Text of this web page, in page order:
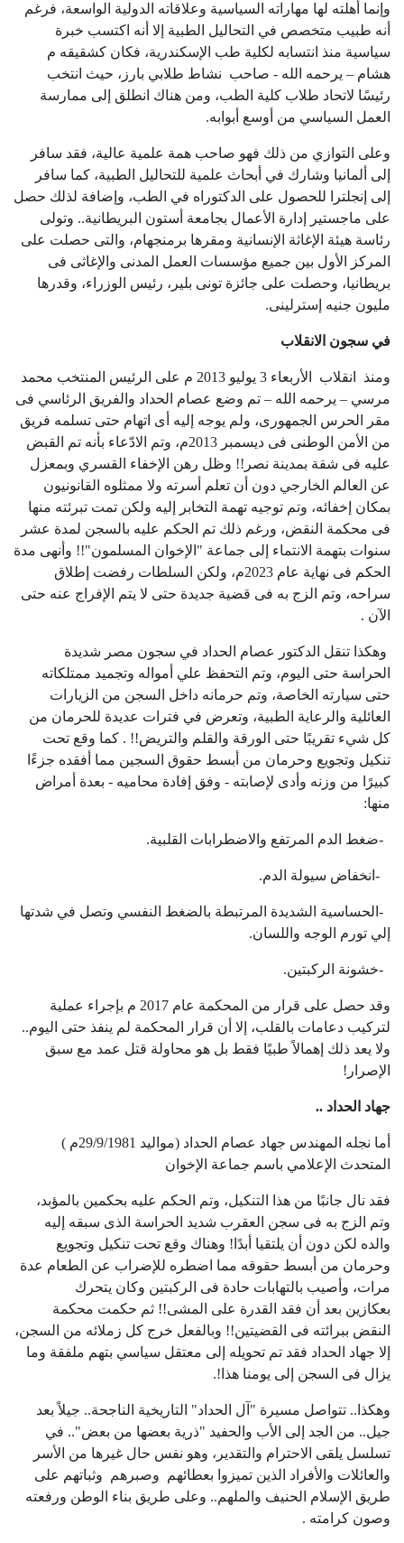
وإنما أهلته لها مهاراته السياسية وعلاقاته الدولية الواسعة، فرغم
أنه طبيب متخصص في التحاليل الطبية إلا أنه اكتسب خبرة
سياسية منذ انتسابه لكلية طب الإسكندرية، فكان كشقيقه م
هشام – يرحمه الله - صاحب نشاط طلابي بارز، حيث انتخب
رئيسًا لاتحاد طلاب كلية الطب، ومن هناك انطلق إلى ممارسة
العمل السياسي من أوسع أبوابه.
وعلى التوازي من ذلك فهو صاحب همة علمية عالية، فقد سافر
إلى ألمانيا وشارك في أبحاث علمية للتحاليل الطبية، كما سافر
إلى إنجلترا للحصول على الدكتوراه في الطب، وإضافة لذلك حصل
على ماجستير إدارة الأعمال بجامعة أستون البريطانية.. وتولى
رئاسة هيئة الإغاثة الإنسانية ومقرها برمنجهام، والتى حصلت على
المركز الأول بين جميع مؤسسات العمل المدنى والإغاثى فى
بريطانيا، وحصلت على جائزة تونى بلير، رئيس الوزراء، وقدرها
مليون جنيه إسترلينى.
في سجون الانقلاب
ومنذ انقلاب الأربعاء 3 يوليو 2013 م على الرئيس المنتخب محمد
مرسي – يرحمه الله – تم وضع عصام الحداد والفريق الرئاسي فى
مقر الحرس الجمهورى، ولم يوجه إليه أى اتهام حتى تسلمه فريق
من الأمن الوطنى فى ديسمبر 2013م، وتم الادّعاء بأنه تم القبض
عليه فى شقة بمدينة نصر!! وظل رهن الإخفاء القسري وبمعزل
عن العالم الخارجي دون أن تعلم أسرته ولا ممثلوه القانونيون
بمكان إخفائه، وتم توجيه تهمة التخابر إليه ولكن تمت تبرئته منها
فى محكمة النقض، ورغم ذلك تم الحكم عليه بالسجن لمدة عشر
سنوات بتهمة الانتماء إلى جماعة "الإخوان المسلمون"!! وأنهى مدة
الحكم فى نهاية عام 2023م، ولكن السلطات رفضت إطلاق
سراحه، وتم الزج به فى قضية جديدة حتى لا يتم الإفراج عنه حتى
الآن .
وهكذا تنقل الدكتور عصام الحداد في سجون مصر شديدة
الحراسة حتى اليوم، وتم التحفظ علي أمواله وتجميد ممتلكاته
حتى سيارته الخاصة، وتم حرمانه داخل السجن من الزيارات
العائلية والرعاية الطبية، وتعرض في فترات عديدة للحرمان من
كل شيء تقريبًا حتى الورقة والقلم والتريض!! . كما وقع تحت
تنكيل وتجويع وحرمان من أبسط حقوق السجين مما أفقده جزءًا
كبيرًا من وزنه وأدى لإصابته - وفق إفادة محاميه - بعدة أمراض
منها:
-ضغط الدم المرتفع والاضطرابات القلبية.
- انخفاض سيولة الدم.
- الحساسية الشديدة المرتبطة بالضغط النفسي وتصل في شدتها
إلي تورم الوجه واللسان.
-خشونة الركبتين.
وقد حصل على قرار من المحكمة عام 2017 م بإجراء عملية
لتركيب دعامات بالقلب، إلا أن قرار المحكمة لم ينفذ حتى اليوم..
ولا يعد ذلك إهمالاً طبيًا فقط بل هو محاولة قتل عمد مع سبق
الإصرار!
جهاد الحداد ..
أما نجله المهندس جهاد عصام الحداد (مواليد 29/9/1981م )
المتحدث الإعلامي باسم جماعة الإخوان
فقد نال جانبًا من هذا التنكيل، وتم الحكم عليه بحكمين بالمؤبد،
وتم الزج به فى سجن العقرب شديد الحراسة الذى سبقه إليه
والده لكن دون أن يلتقيا أبدًا! وهناك وقع تحت تنكيل وتجويع
وحرمان من أبسط حقوقه مما اضطره للإضراب عن الطعام عدة
مرات، وأصيب بالتهابات حادة فى الركبتين وكان يتحرك
بعكازين بعد أن فقد القدرة على المشى!! ثم حكمت محكمة
النقض ببرائته فى القضيتين!! وبالفعل خرج كل زملائه من السجن،
إلا جهاد الحداد فقد تم تحويله إلى معتقل سياسي بتهم ملفقة وما
يزال فى السجن إلى يومنا هذا!.
وهكذا.. تتواصل مسيرة "آل الحداد" التاريخية الناجحة.. جيلاً بعد
جيل.. من الجد إلى الأب والحفيد "ذرية بعضها من بعض".. في
تسلسل يلقى الاحترام والتقدير، وهو نفس حال غيرها من الأسر
والعائلات والأفراد الذين تميزوا بعطائهم وصبرهم وثباتهم على
طريق الإسلام الحنيف والملهم.. وعلى طريق بناء الوطن ورفعته
وصون كرامته .